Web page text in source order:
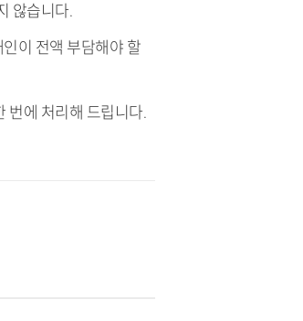
않습니다.
이 전액 부담해야 할
번에 처리해 드립니다.